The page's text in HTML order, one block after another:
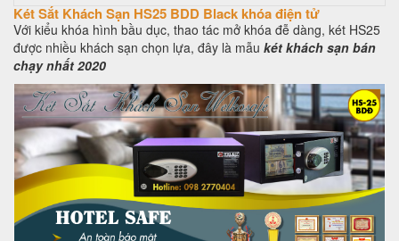
Két Sắt Khách Sạn HS25 BDD Black khóa điện tử
Với kiểu khóa hình bầu dục, thao tác mở khóa đễ dàng, két HS25
được nhiều khách sạn chọn lựa, đây là mẫu két khách sạn bán
chạy nhất 2020